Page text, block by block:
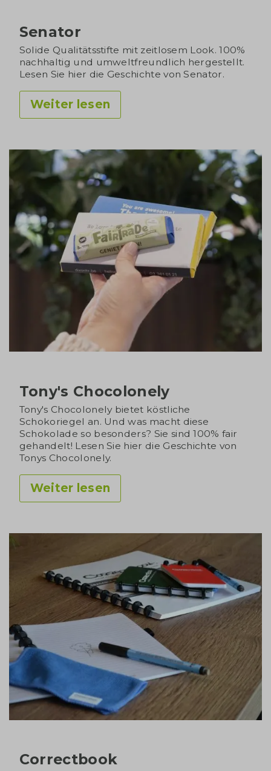
Senator
Solide Qualitätsstifte mit zeitlosem Look. 100%
nachhaltig und umweltfreundlich hergestellt.
Lesen Sie hier die Geschichte von Senator.
Weiter lesen
Tony's Chocolonely
Tony's Chocolonely bietet köstliche
Schokoriegel an. Und was macht diese
Schokolade so besonders? Sie sind 100% fair
gehandelt! Lesen Sie hier die Geschichte von
Tonys Chocolonely.
Weiter lesen
Correctbook